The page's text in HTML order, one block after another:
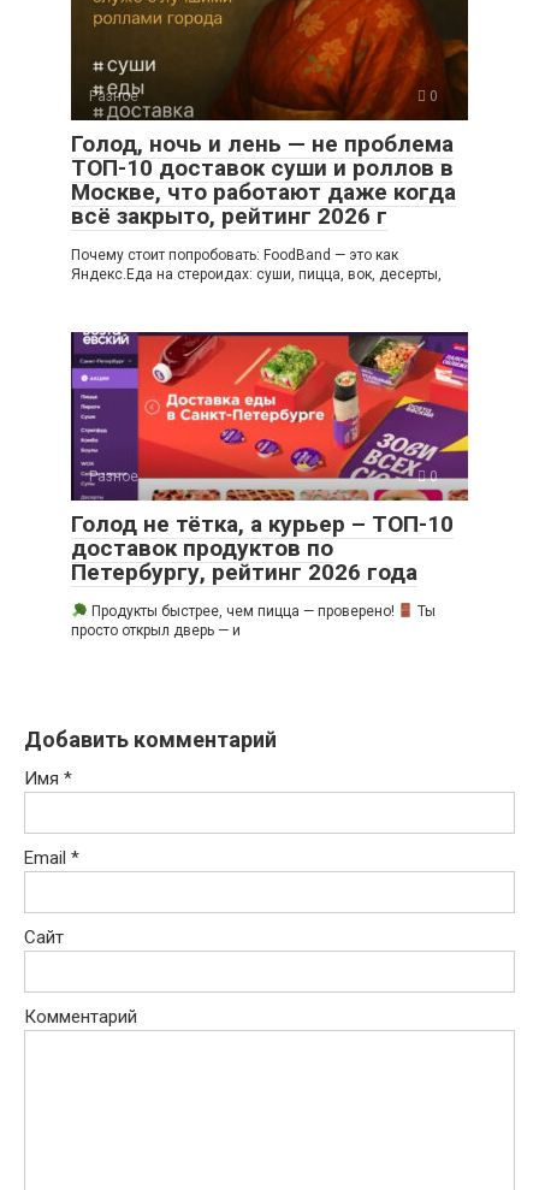
Разное 0
Голод, ночь и лень — не проблема
ТОП-10 доставок суши и роллов в
Москве, что работают даже когда
всё закрыто, рейтинг 2026 г
Почему стоит попробовать: FoodBand — это как
Яндекс.Еда на стероидах: суши, пицца, вок, десерты,
Разное 0
Голод не тётка, а курьер – ТОП-10
доставок продуктов по
Петербургу, рейтинг 2026 года
Продукты быстрее, чем пицца — проверено!
Ты
просто открыл дверь — и
Добавить комментарий
Имя *
Email *
Сайт
Комментарий